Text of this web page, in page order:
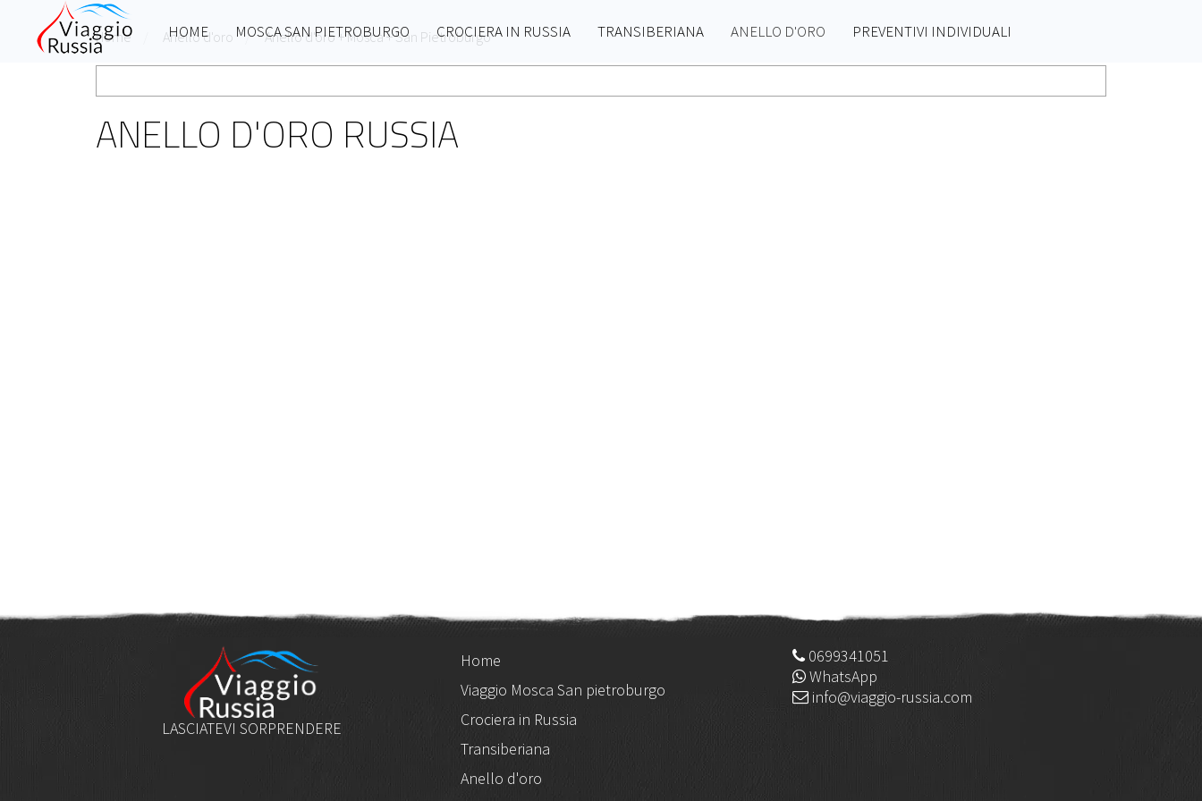
HOME MOSCA SAN PIETROBURGO CROCIERA IN RUSSIA TRANSIBERIANA ANELLO D'ORO PREVENTIVI INDIVIDUALI
Home Anello d'oro Anello d'oro + Mosca + San Pietroburgo
ANELLO D'ORO RUSSIA
LASCIATEVI SORPRENDERE
Home
Viaggio Mosca San pietroburgo
Crociera in Russia
Transiberiana
Anello d'oro
0699341051
WhatsApp
info@viaggio-russia.com